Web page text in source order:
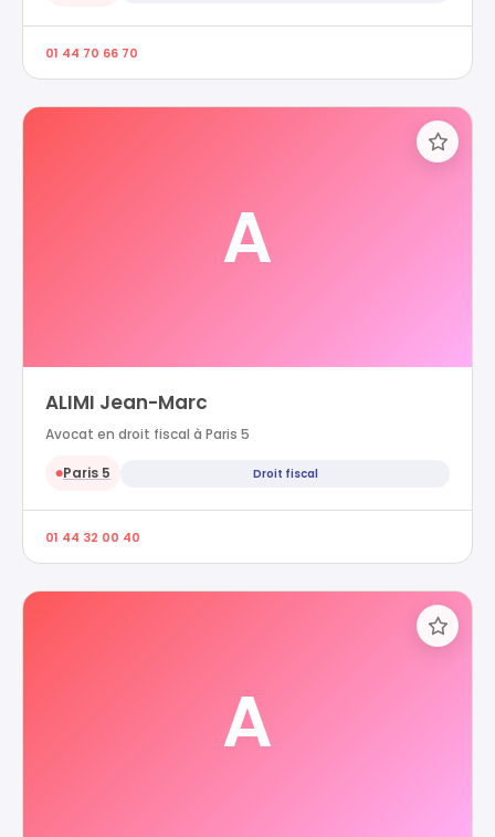
01 44 70 66 70
A
ALIMI Jean-Marc
Avocat en droit fiscal à Paris 5
●Paris 5 Droit fiscal
01 44 32 00 40
A